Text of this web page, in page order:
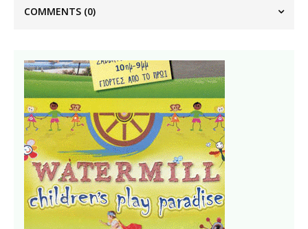
COMMENTS (0)